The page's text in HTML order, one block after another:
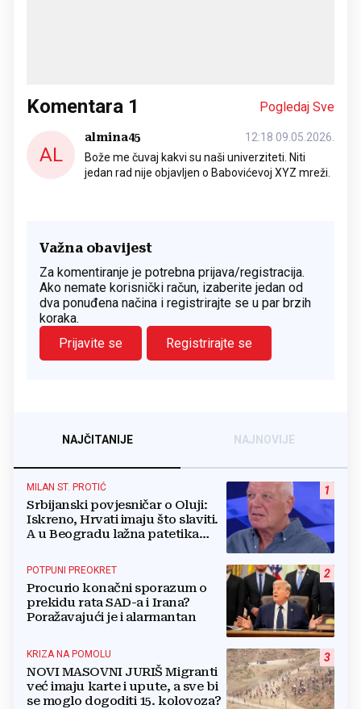
Komentara 1 Pogledaj Sve
AL
almina45
12:18 09.05.2026.
Bože me čuvaj kakvi su naši univerziteti. Niti
jedan rad nije objavljen o Babovićevoj XYZ mreži.
Važna obavijest
Za komentiranje je potrebna prijava/registracija.
Ako nemate korisnički račun, izaberite jedan od
dva ponuđena načina i registrirajte se u par brzih
koraka.
Prijavite se
Registrirajte se
NAJČITANIJE NAJNOVIJE
1
MILAN ST. PROTIĆ
Srbijanski povjesničar o Oluji:
Iskreno, Hrvati imaju što slaviti.
A u Beogradu lažna patetika
2
POTPUNI PREOKRET
Procurio konačni sporazum o
prekidu rata SAD-a i Irana?
Poražavajući je i alarmantan
3
KRIZA NA POMOLU
NOVI MASOVNI JURIŠ Migranti
već imaju karte i upute, a sve bi
se moglo dogoditi 15. kolovoza?